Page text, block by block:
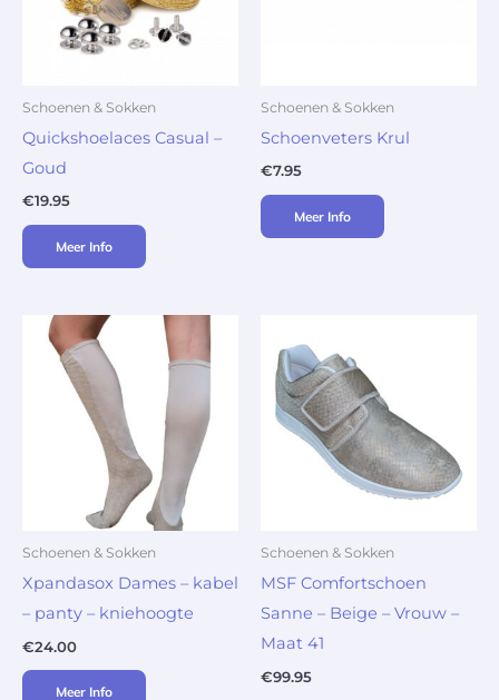
Schoenen & Sokken
Quickshoelaces Casual –
Goud
€19.95
Meer Info
Schoenen & Sokken
Schoenveters Krul
€7.95
Meer Info
Schoenen & Sokken
Xpandasox Dames – kabel
– panty – kniehoogte
€24.00
Meer Info
Schoenen & Sokken
MSF Comfortschoen
Sanne – Beige – Vrouw –
Maat 41
€99.95